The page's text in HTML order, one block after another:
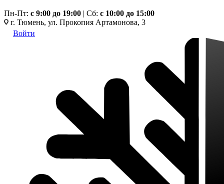
Пн-Пт: c 9:00 до 19:00 | Сб: с 10:00 до 15:00
г. Тюмень, ул. Прокопия Артамонова, 3
Войти